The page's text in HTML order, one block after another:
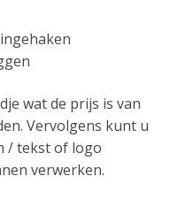
wat de prijs is van
Vervolgens kunt u
/ tekst of logo
verwerken.